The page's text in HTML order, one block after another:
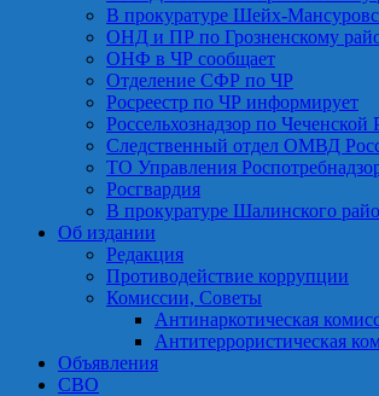
В прокуратуре Шейх-
ОНД и ПР по Грозненскому
ОНФ в ЧР сообщает
Отделение СФР по ЧР
Росреестр по ЧР информирует
Россельхознадзор по
Следственный отдел ОМВД
ТО Управления
Росгвардия
В прокуратуре Шалинского
Об издании
Редакция
Противодействие коррупции
Комиссии, Советы
Антинаркотическая
Антитеррористическая
Объявления
СВО